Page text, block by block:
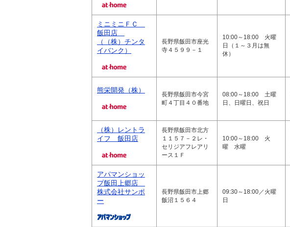
ミニミニＦＣ
飯田店
（（株）チンタ
イバンク）
長野県飯田市座光
寺４５９９－１
10:00～18:00 火曜
日（１～３月は無
休）
熊栄開発（株）
長野県飯田市今宮
町４丁目４０番地
08:00～18:00 土曜
日、日曜日、祝日
（株）レントラ
イフ 飯田店
長野県飯田市北方
１１５７－２レ・
セリジアフレアリ
ース１Ｆ
10:00～18:00 火
曜 水曜
アパマンショッ
プ飯田上郷店
株式会社サンポ
ー
長野県飯田市上郷
飯沼１５６４
09:30～18:00／火曜
日